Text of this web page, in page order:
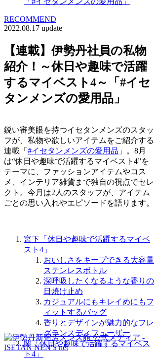
RECOMMEND
2022.08.17 update
【連載】伊勢丹社員の私物
紹介！～休日や趣味で活躍
するマイベスト4～「#イセ
タンメンズの愛用品」
鋭い審美眼を持つイセタンメンズのスタッ
フが、私物や欲しいアイテムをご紹介する
連載「 #イセタンメンズの愛用品 」。8月
は“休日や趣味で活躍するマイベスト4”を
テーマに、ファッションアイテムやコス
メ、インテリア雑貨まで独自の視点でセレ
クト。今月は2人のスタッフが、アイテム
ごとの思い入れやエピソードを語ります。
宮下「休日や趣味で活躍するマイベ
スト4」
おいしさをキープできる大容量
ステンレスボトル
深呼吸したくなるような香りの
日焼け止め
カジュアルにもキレイめにもフ
ィットするバッグ
香りとデザインが魅力的なフレ
グランスディフューザー
関「休日や趣味で活躍するマイベス
ト4」